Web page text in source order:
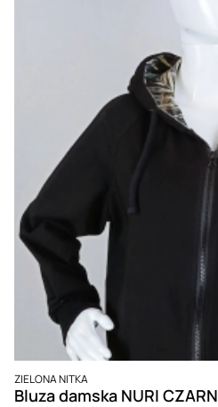
PRODUCENT
ZIELONA NITKA
Bluza damska NURI